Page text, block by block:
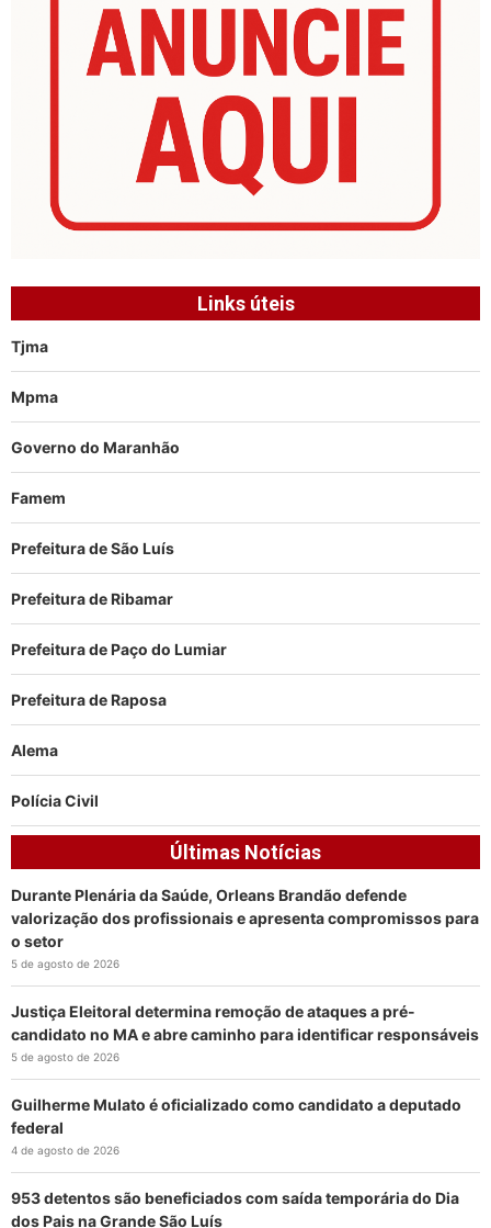
Links úteis
Tjma
Mpma
Governo do Maranhão
Famem
Prefeitura de São Luís
Prefeitura de Ribamar
Prefeitura de Paço do Lumiar
Prefeitura de Raposa
Alema
Polícia Civil
Últimas Notícias
Durante Plenária da Saúde, Orleans Brandão defende
valorização dos profissionais e apresenta compromissos para
o setor
5 de agosto de 2026
Justiça Eleitoral determina remoção de ataques a pré-
candidato no MA e abre caminho para identificar responsáveis
5 de agosto de 2026
Guilherme Mulato é oficializado como candidato a deputado
federal
4 de agosto de 2026
953 detentos são beneficiados com saída temporária do Dia
dos Pais na Grande São Luís